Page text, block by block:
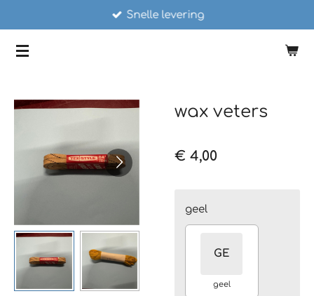
naar
Snelle levering
wax veters
€ 4,00
geel
GE
geel